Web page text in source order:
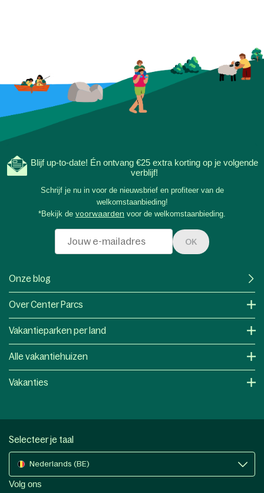
avonden de
samen offline onder
Blijf up-to-date! Én ontvang €25 extra korting op je volgende
verblijf!
Schrijf je nu in voor de nieuwsbrief en profiteer van de
welkomstaanbieding!
*Bekijk de voorwaarden voor de welkomstaanbieding.
OK
Onze blog
Over Center Parcs
Vakantieparken per land
Alle vakantiehuizen
Vakanties
Selecteer je taal
Nederlands (BE)
Volg ons